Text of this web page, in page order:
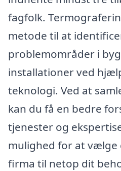
fagfolk.
metode til at
problemområder i
installationer ved
teknologi. Ved at
kan du få en bedre
tjenester og
mulighed for at vælge
firma til netop dit